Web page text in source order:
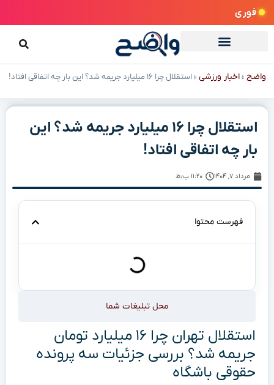
فوری
واضح »اخبار ورزشی »استقلال چرا ۱۶ میلیارد جریمه شد؟ این بار چه اتفاقی افتاد!
استقلال چرا ۱۶ میلیارد جریمه شد؟ این
بار چه اتفاقی افتاد!
مرداد ۷, ۱۴۰۴ ۱۱:۲۰ ب٫ظ
فهرست محتوا
محل تبلیغات شما
استقلال تهران چرا ۱۶ میلیارد تومان
جریمه شد؟ بررسی جزئیات سه پرونده
حقوقی باشگاه